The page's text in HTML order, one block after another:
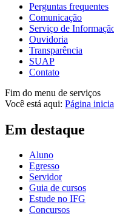
Perguntas frequentes
Comunicação
Serviço de
Ouvidoria
Transparência
SUAP
Contato
Fim do menu de serviços
Você está aqui: Página
Em destaque
Aluno
Egresso
Servidor
Guia de cursos
Estude no IFG
Concursos